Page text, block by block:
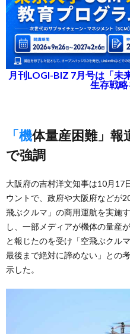
月刊LOGI-BIZ 7月号は「未
生存戦
「機体量産困難」報道受け、Xアカウント
で強調
大阪府の吉村洋文知事は10月17
ウントで、政府や大阪府などが
飛ぶクルマ」の商用運航を実施
し、一部メディアが機体の量産
と報じたのを受け「空飛ぶクル
最後まで絶対に諦めない」との
示した。